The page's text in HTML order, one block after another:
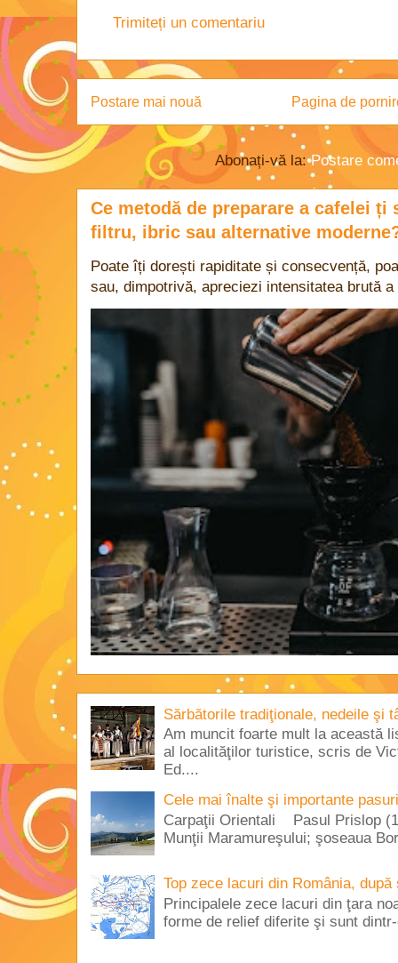
Trimiteți un comentariu
Postare mai nouă Pagina de
Abonați-vă la:Postare
Ce metodă de preparare a cafelei
filtru, ibric sau alternative
Poate îți dorești rapiditate și consecvență,
sau, dimpotrivă, apreciezi intensitatea brută
Sărbătorile tradiţionale, nedeile şi
Am muncit foarte mult la această
al localităţilor turistice, scris de
Ed....
Cele mai înalte şi importante
Carpaţii Orientali Pasul Prislop
Munţii Maramureşului; şoseaua
Top zece lacuri din România, după
Principalele zece lacuri din ţara
forme de relief diferite şi sunt